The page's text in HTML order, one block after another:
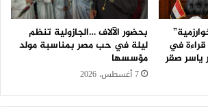
في
ياسر صقر
بحضور الآلاف …الجازولية تنظم
ليلة في حب مصر بمناسبة مولد
مؤسسها
7 أغسطس، 2026